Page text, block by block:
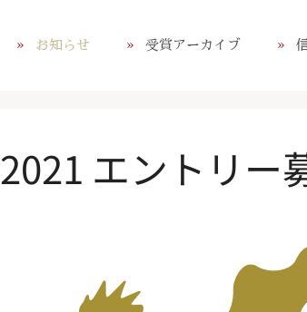
お知らせ 受賞アーカイブ
エントリー